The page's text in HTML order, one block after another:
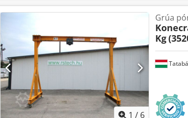
1 / 6
Grúa
Kg